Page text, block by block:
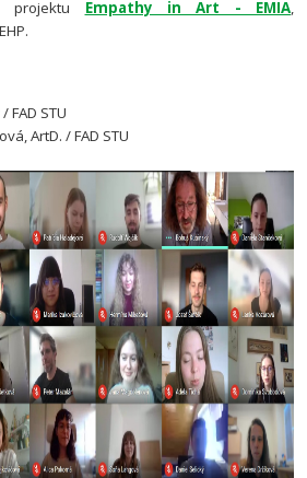
projektu Empathy in Art - EMIA,
FAD STU
ArtD. / FAD STU